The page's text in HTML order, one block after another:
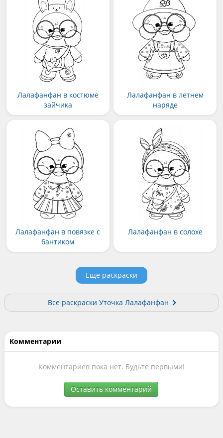
Лалафанфан в костюме
зайчика
Лалафанфан в летнем
наряде
Лалафанфан в повязке с
бантиком
Лалафанфан в солохе
Еще раскраски
Все раскраски Уточка Лалафанфан
Комментарии
Комментариев пока нет. Будьте первыми!
Оставить комментарий